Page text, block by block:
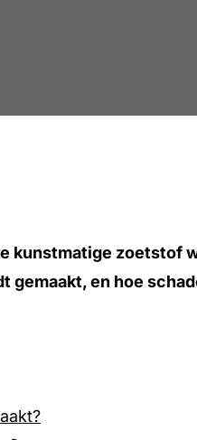
kunstmatige zoetstof
gemaakt, en hoe